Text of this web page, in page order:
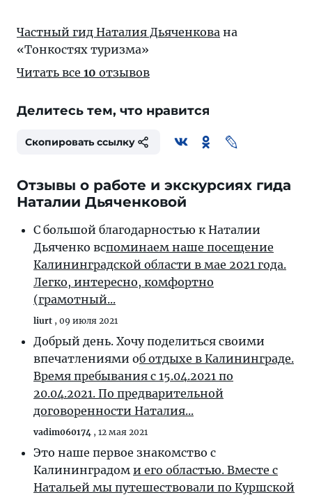
Частный гид Наталия Дьяченкова на
«Тонкостях туризма»
Читать все 10 отзывов
Делитесь тем, что нравится
Скопировать ссылку
Отзывы о работе и экскурсиях гида
Наталии Дьяченковой
С большой благодарностью к Наталии
Дьяченко вспоминаем наше посещение
Калининградской области в мае 2021 года.
Легко, интересно, комфортно
(грамотный...
liurt , 09 июля 2021
Добрый день. Хочу поделиться своими
впечатлениями об отдыхе в Калининграде.
Время пребывания с 15.04.2021 по
20.04.2021. По предварительной
договоренности Наталия...
vadim060174 , 12 мая 2021
Это наше первое знакомство с
Калининградом и его областью. Вместе с
Натальей мы путешествовали по Куршской